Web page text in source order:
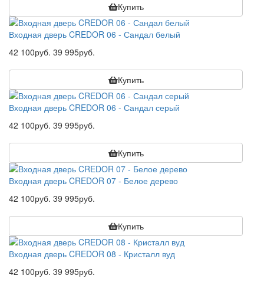
Купить
Входная дверь CREDOR 06 - Сандал белый
42 100руб. 39 995руб.
Купить
Входная дверь CREDOR 06 - Сандал серый
42 100руб. 39 995руб.
Купить
Входная дверь CREDOR 07 - Белое дерево
42 100руб. 39 995руб.
Купить
Входная дверь CREDOR 08 - Кристалл вуд
42 100руб. 39 995руб.